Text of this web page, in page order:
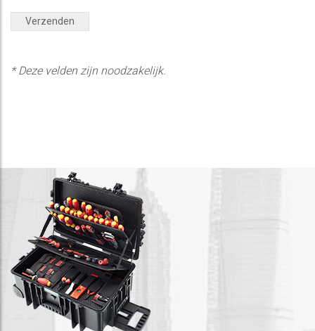
* Deze velden zijn noodzakelijk.